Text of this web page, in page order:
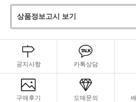
상품정보고시 보기
공지사항 카톡상담
구매후기 도매문의